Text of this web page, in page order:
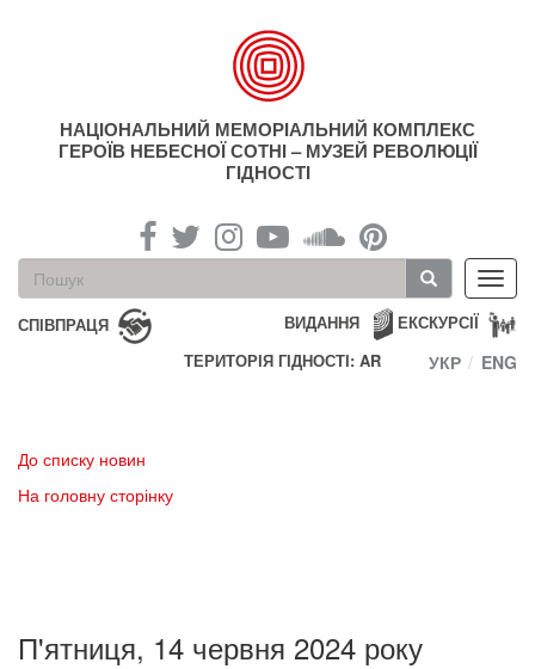
НАЦІОНАЛЬНИЙ МЕМОРІАЛЬНИЙ КОМПЛЕКС
ГЕРОЇВ НЕБЕСНОЇ СОТНІ – МУЗЕЙ РЕВОЛЮЦІЇ
ГІДНОСТІ
Пошукова
форма
Пошук
СПІВПРАЦЯ ЕКСКУРСІЇ
ВИДАННЯ
ТЕРИТОРІЯ ГІДНОСТІ: AR
УКР ENG
До списку новин
На головну сторінку
П'ятниця, 14 червня 2024 року